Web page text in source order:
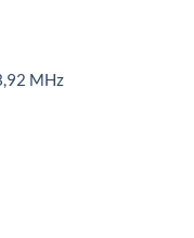
MHz